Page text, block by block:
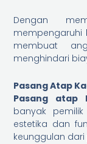
Dengan
mempengaruhi
membuat
menghindari
Pasang Atap
Pasang atap
banyak
estetika dan
keunggulan